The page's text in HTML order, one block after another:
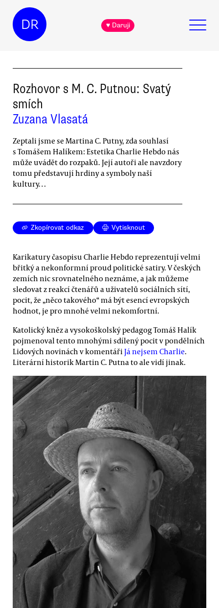
DR ♥ Daruji
Rozhovor s M. C. Putnou: Svatý
smích
Zuzana Vlasatá
Zeptali jsme se Martina C. Putny, zda souhlasí
s Tomášem Halíkem: Estetika Charlie Hebdo nás
může uvádět do rozpaků. Její autoři ale navzdory
tomu představují hrdiny a symboly naší
kultury…
Zkopírovat odkaz Vytisknout
Karikatury časopisu Charlie Hebdo reprezentují velmi
břitký a nekonformní proud politické satiry. V českých
zemích nic srovnatelného neznáme, a jak můžeme
sledovat z reakcí čtenářů a uživatelů sociálních sítí,
pocit, že „něco takového“ má být esencí evropských
hodnot, je pro mnohé velmi nekomfortní.
Katolický kněz a vysokoškolský pedagog Tomáš Halík
pojmenoval tento mnohými sdílený pocit v pondělních
Lidových novinách v komentáři Já nejsem Charlie.
Literární historik Martin C. Putna to ale vidí jinak.